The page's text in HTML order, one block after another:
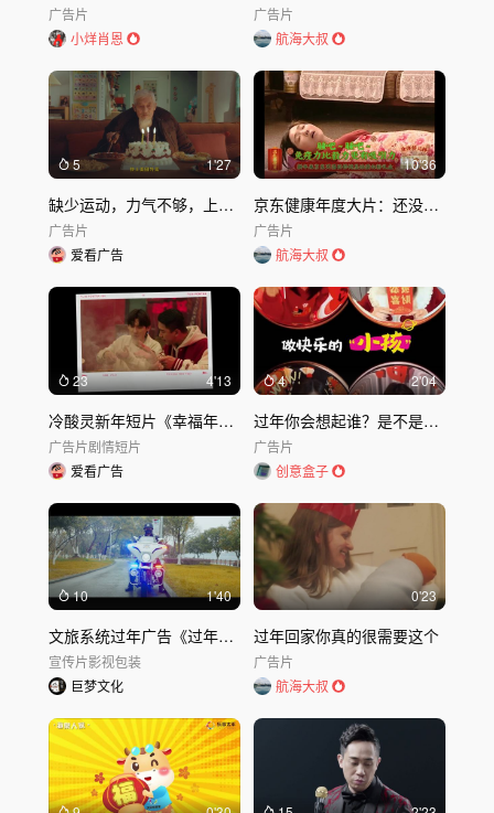
广告片
小烊肖恩
广告片
航海大叔
5 1'27
缺少运动，力气不够，上美团外卖增增力
广告片
爱看广告
10'36
京东健康年度大片：还没过年呢，说把春晚端上来了？
广告片
航海大叔
23 4'13
冷酸灵新年短片《幸福年年》
广告片剧情短片
爱看广告
4 2'04
过年你会想起谁？是不是那个「老宝贝」？
广告片
创意盒子
10 1'40
文旅系统过年广告《过年就是要“敲”》
宣传片影视包装
巨梦文化
0'23
过年回家你真的很需要这个
广告片
航海大叔